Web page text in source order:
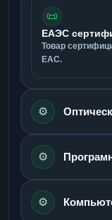
📜
ЕАЭС
Товар
ЕАС.
⚙️
⚙️
⚙️